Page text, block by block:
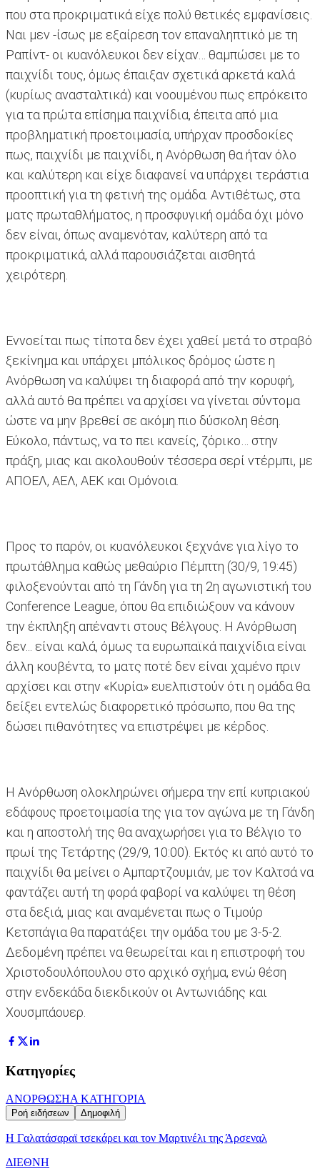
που στα προκριματικά είχε πολύ θετικές εμφανίσεις.
Ναι μεν -ίσως με εξαίρεση τον επαναληπτικό με τη
Ραπίντ- οι κυανόλευκοι δεν είχαν… θαμπώσει με το
παιχνίδι τους, όμως έπαιξαν σχετικά αρκετά καλά
(κυρίως ανασταλτικά) και νοουμένου πως επρόκειτο
για τα πρώτα επίσημα παιχνίδια, έπειτα από μια
προβληματική προετοιμασία, υπήρχαν προσδοκίες
πως, παιχνίδι με παιχνίδι, η Ανόρθωση θα ήταν όλο
και καλύτερη και είχε διαφανεί να υπάρχει τεράστια
προοπτική για τη φετινή της ομάδα. Αντιθέτως, στα
ματς πρωταθλήματος, η προσφυγική ομάδα όχι μόνο
δεν είναι, όπως αναμενόταν, καλύτερη από τα
προκριματικά, αλλά παρουσιάζεται αισθητά
χειρότερη.
Εννοείται πως τίποτα δεν έχει χαθεί μετά το στραβό
ξεκίνημα και υπάρχει μπόλικος δρόμος ώστε η
Ανόρθωση να καλύψει τη διαφορά από την κορυφή,
αλλά αυτό θα πρέπει να αρχίσει να γίνεται σύντομα
ώστε να μην βρεθεί σε ακόμη πιο δύσκολη θέση.
Εύκολο, πάντως, να το πει κανείς, ζόρικο… στην
πράξη, μιας και ακολουθούν τέσσερα σερί ντέρμπι, με
ΑΠΟΕΛ, ΑΕΛ, ΑΕΚ και Ομόνοια.
Προς το παρόν, οι κυανόλευκοι ξεχνάνε για λίγο το
πρωτάθλημα καθώς μεθαύριο Πέμπτη (30/9, 19:45)
φιλοξενούνται από τη Γάνδη για τη 2η αγωνιστική του
Conference League, όπου θα επιδιώξουν να κάνουν
την έκπληξη απέναντι στους Βέλγους. Η Ανόρθωση
δεν... είναι καλά, όμως τα ευρωπαϊκά παιχνίδια είναι
άλλη κουβέντα, το ματς ποτέ δεν είναι χαμένο πριν
αρχίσει και στην «Κυρία» ευελπιστούν ότι η ομάδα θα
δείξει εντελώς διαφορετικό πρόσωπο, που θα της
δώσει πιθανότητες να επιστρέψει με κέρδος.
Η Ανόρθωση ολοκληρώνει σήμερα την επί κυπριακού
εδάφους προετοιμασία της για τον αγώνα με τη Γάνδη
και η αποστολή της θα αναχωρήσει για το Βέλγιο το
πρωί της Τετάρτης (29/9, 10:00). Εκτός κι από αυτό το
παιχνίδι θα μείνει ο Αμπαρτζουμιάν, με τον Καλτσά να
φαντάζει αυτή τη φορά φαβορί να καλύψει τη θέση
στα δεξιά, μιας και αναμένεται πως ο Τιμούρ
Κετσπάγια θα παρατάξει την ομάδα του με 3-5-2.
Δεδομένη πρέπει να θεωρείται και η επιστροφή του
Χριστοδουλόπουλου στο αρχικό σχήμα, ενώ θέση
στην ενδεκάδα διεκδικούν οι Αντωνιάδης και
Χουσμπάουερ.
Κατηγορίες
ΑΝΟΡΘΩΣΗΑ ΚΑΤΗΓΟΡΙΑ
Ροή ειδήσεων Δημοφιλή
H Γαλατάσαραϊ τσεκάρει και τον Μαρτινέλι της Άρσεναλ
ΔΙΕΘΝΗ